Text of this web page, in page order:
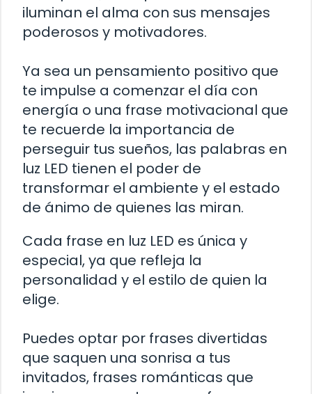
iluminan el alma con sus mensajes
poderosos y motivadores.
Ya sea un pensamiento positivo que
te impulse a comenzar el día con
energía o una frase motivacional que
te recuerde la importancia de
perseguir tus sueños, las palabras en
luz LED tienen el poder de
transformar el ambiente y el estado
de ánimo de quienes las miran.
Cada frase en luz LED es única y
especial, ya que refleja la
personalidad y el estilo de quien la
elige.
Puedes optar por frases divertidas
que saquen una sonrisa a tus
invitados, frases románticas que